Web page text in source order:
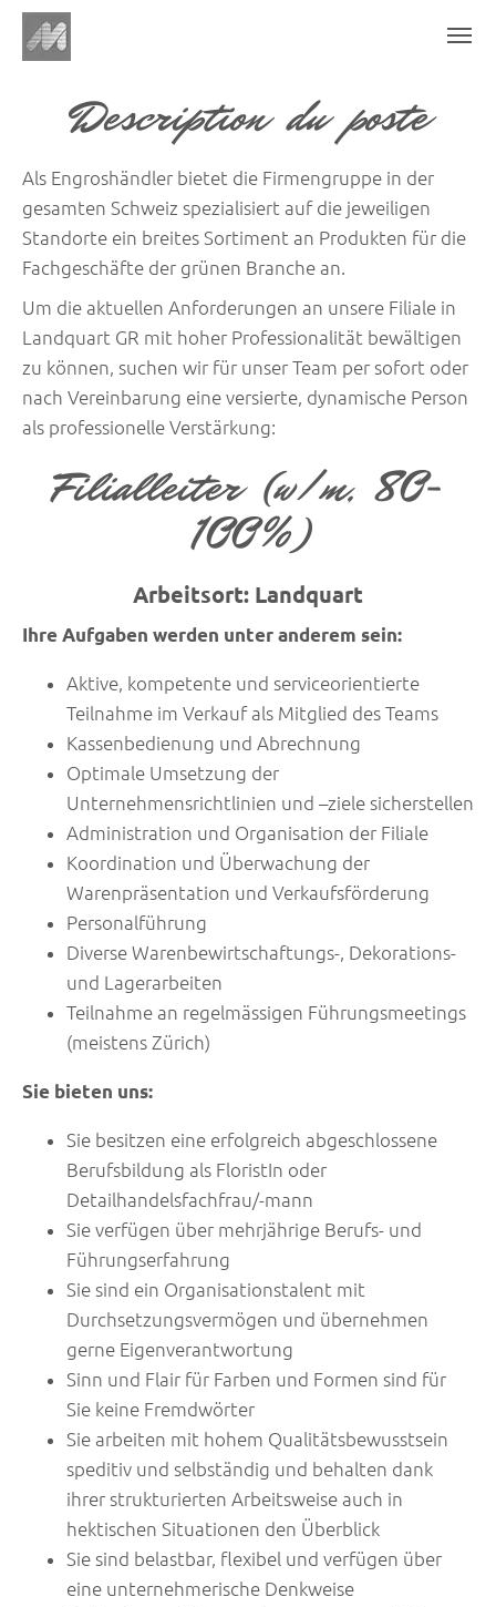
Description du poste
Als Engroshändler bietet die Firmengruppe in der
gesamten Schweiz spezialisiert auf die jeweiligen
Standorte ein breites Sortiment an Produkten für die
Fachgeschäfte der grünen Branche an.
Um die aktuellen Anforderungen an unsere Filiale in
Landquart GR mit hoher Professionalität bewältigen
zu können, suchen wir für unser Team per sofort oder
nach Vereinbarung eine versierte, dynamische Person
als professionelle Verstärkung:
Filialleiter (w/m, 80-
100%)
Arbeitsort: Landquart
Ihre Aufgaben werden unter anderem sein:
Aktive, kompetente und serviceorientierte
Teilnahme im Verkauf als Mitglied des Teams
Kassenbedienung und Abrechnung
Optimale Umsetzung der
Unternehmensrichtlinien und –ziele sicherstellen
Administration und Organisation der Filiale
Koordination und Überwachung der
Warenpräsentation und Verkaufsförderung
Personalführung
Diverse Warenbewirtschaftungs-, Dekorations-
und Lagerarbeiten
Teilnahme an regelmässigen Führungsmeetings
(meistens Zürich)
Sie bieten uns:
Sie besitzen eine erfolgreich abgeschlossene
Berufsbildung als FloristIn oder
Detailhandelsfachfrau/-mann
Sie verfügen über mehrjährige Berufs- und
Führungserfahrung
Sie sind ein Organisationstalent mit
Durchsetzungsvermögen und übernehmen
gerne Eigenverantwortung
Sinn und Flair für Farben und Formen sind für
Sie keine Fremdwörter
Sie arbeiten mit hohem Qualitätsbewusstsein
speditiv und selbständig und behalten dank
ihrer strukturierten Arbeitsweise auch in
hektischen Situationen den Überblick
Sie sind belastbar, flexibel und verfügen über
eine unternehmerische Denkweise